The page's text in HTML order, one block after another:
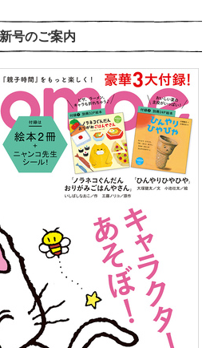
号のご案内